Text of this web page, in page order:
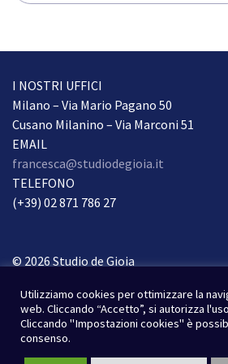
I NOSTRI UFFICI
Milano – Via Mario Pagano 50
Cusano Milanino – Via Marconi 51
EMAIL
francesca@studiodegioia.it
TELEFONO
(+39) 02 871 786 27
© 2026 Studio de Gioia
Condizioni Privacy
Webdesign & webdevelopment
Susad-design.com
Utilizziamo cookies per ottimizzare la
web. Cliccando “Accetto”, si autorizza
Cliccando "Impostazioni cookies" è
consenso.